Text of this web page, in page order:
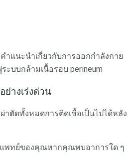
แนะนำเกี่ยวกับการออกกำลังกาย
ะบบกล้ามเนื้อรอบ perineum
ย่างเร่งด่วน
าตัดทั้งหมดการติดเชื้อเป็นไปได้หลัง
แพทย์ของคุณหากคุณพบอาการใด ๆ